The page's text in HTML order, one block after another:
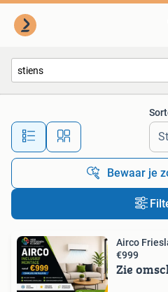
Alle
Bewaar je
Airco
€999
Zie